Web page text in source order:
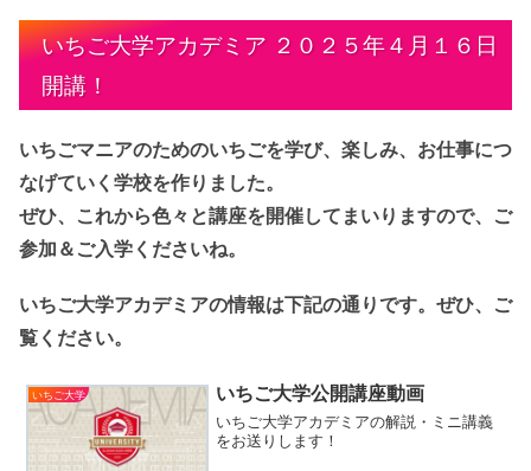
いちご大学アカデミア ２０２５年４月１６日
開講！
いちごマニアのためのいちごを学び、楽しみ、お仕事につ
なげていく学校を作りました。
ぜひ、これから色々と講座を開催してまいりますので、ご
参加＆ご入学くださいね。
いちご大学アカデミアの情報は下記の通りです。ぜひ、ご
覧ください。
いちご大学 いちご大学公開講座動画
いちご大学アカデミアの解説・ミニ講義
をお送りします！